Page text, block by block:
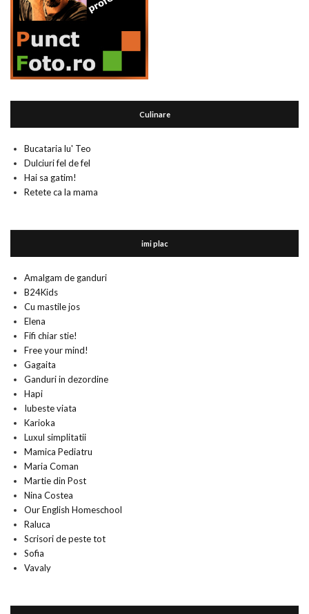
Culinare
Bucataria lu' Teo
Dulciuri fel de fel
Hai sa gatim!
Retete ca la mama
imi plac
Amalgam de ganduri
B24Kids
Cu mastile jos
Elena
Fifi chiar stie!
Free your mind!
Gagaita
Ganduri in dezordine
Hapi
Iubeste viata
Karioka
Luxul simplitatii
Mamica Pediatru
Maria Coman
Martie din Post
Nina Costea
Our English Homeschool
Raluca
Scrisori de peste tot
Sofia
Vavaly